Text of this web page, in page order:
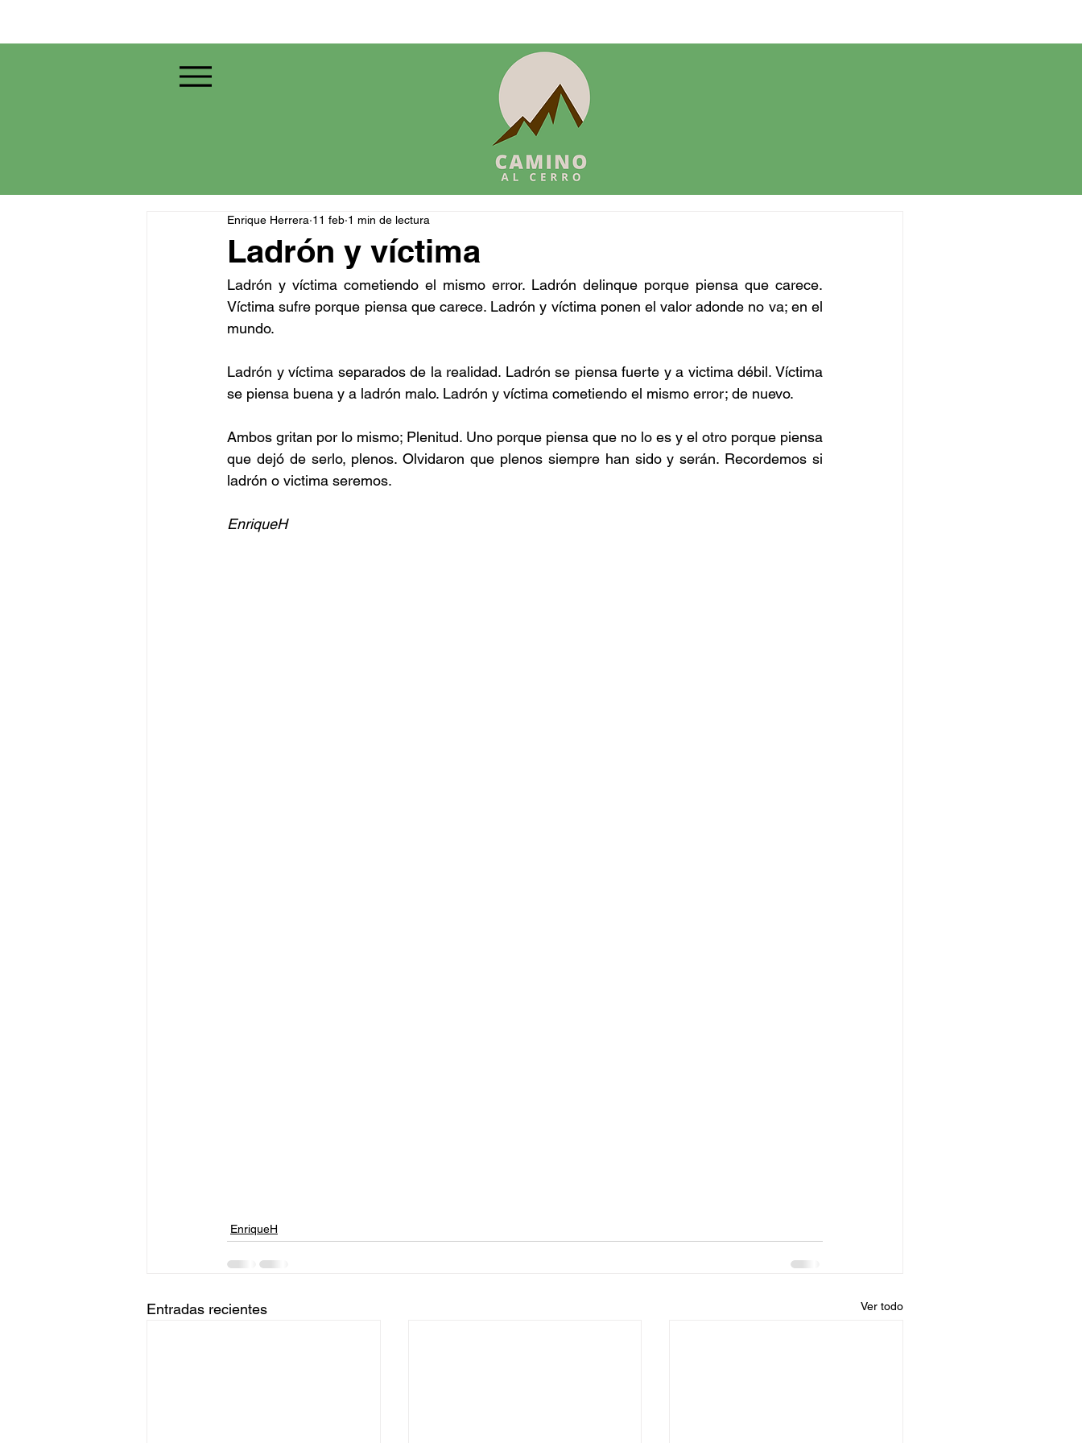
Ladrón y víctima
Enrique Herrera 11 feb 1 min de lectura
Ladrón y víctima cometiendo el mismo error. Ladrón delinque porque piensa que carece.
Víctima sufre porque piensa que carece. Ladrón y víctima ponen el valor adonde no va; en el
mundo.
Ladrón y víctima separados de la realidad. Ladrón se piensa fuerte y a victima débil. Víctima
se piensa buena y a ladrón malo. Ladrón y víctima cometiendo el mismo error; de nuevo.
Ambos gritan por lo mismo; Plenitud. Uno porque piensa que no lo es y el otro porque piensa
que dejó de serlo, plenos. Olvidaron que plenos siempre han sido y serán. Recordemos si
ladrón o victima seremos.
EnriqueH
EnriqueH
Entradas recientes Ver todo